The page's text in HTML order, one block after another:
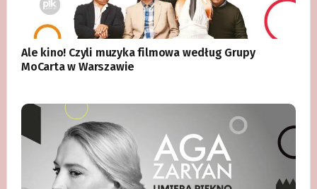
Ale kino! Czyli muzyka filmowa według Grupy
MoCarta w Warszawie